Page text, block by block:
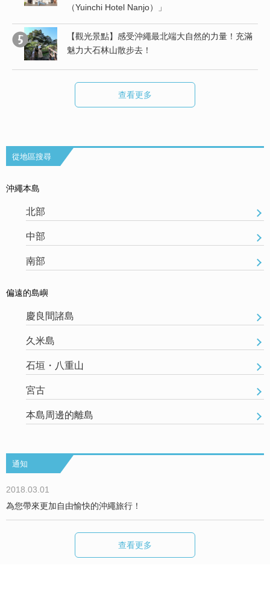
（Yuinchi Hotel Nanjo）」
【觀光景點】感受沖繩最北端大自然的力量！充滿
魅力大石林山散步去！
查看更多
從地區搜尋
沖繩本島
北部
中部
南部
偏遠的島嶼
慶良間諸島
久米島
石垣・八重山
宮古
本島周邊的離島
通知
2018.03.01
為您帶來更加自由愉快的沖繩旅行！
查看更多